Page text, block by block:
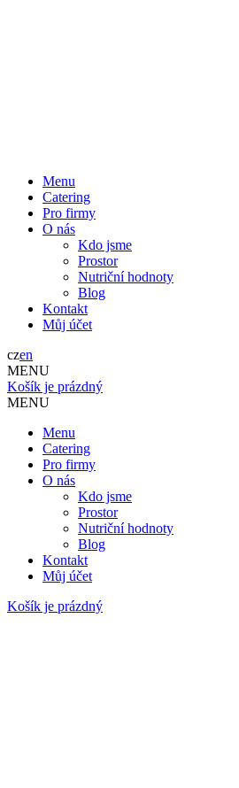
Menu
Catering
Pro firmy
O nás
Kdo jsme
Prostor
Nutriční hodnoty
Blog
Kontakt
Můj účet
czen
MENU
Košík je prázdný
MENU
Menu
Catering
Pro firmy
O nás
Kdo jsme
Prostor
Nutriční hodnoty
Blog
Kontakt
Můj účet
Košík je prázdný